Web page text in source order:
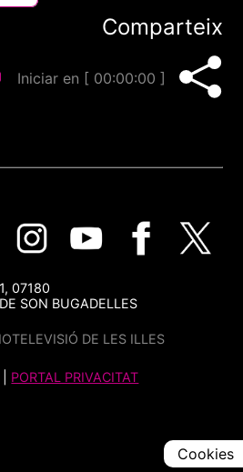
Comparteix
Iniciar en [ 00:00:00 ]
07180
SON BUGADELLES
DE LES ILLES
PORTAL PRIVACITAT
Cookies